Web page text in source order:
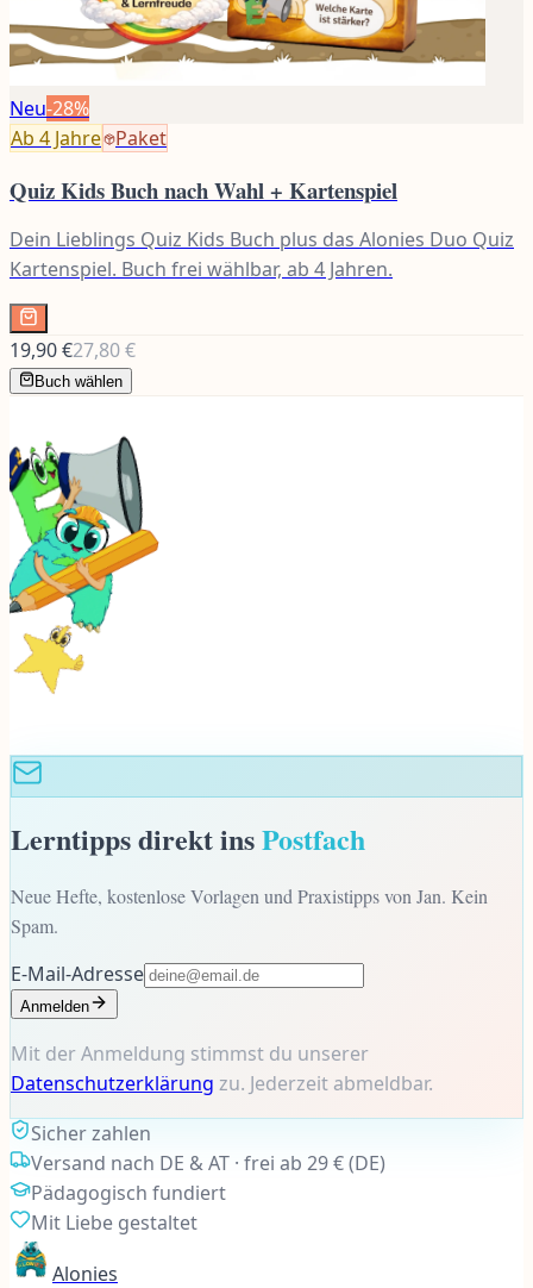
Neu-28%
Ab 4 Jahre Paket
Quiz Kids Buch nach Wahl + Kartenspiel
Dein Lieblings Quiz Kids Buch plus das Alonies Duo Quiz
Kartenspiel. Buch frei wählbar, ab 4 Jahren.
19,90 €27,80 €
Buch wählen
Lerntipps direkt insPostfach
Neue Hefte, kostenlose Vorlagen und Praxistipps von Jan. Kein
Spam.
E-Mail-Adresse
Anmelden
Mit der Anmeldung stimmst du unserer
Datenschutzerklärung zu. Jederzeit abmeldbar.
Sicher zahlen
Versand nach DE & AT · frei ab 29 € (DE)
Pädagogisch fundiert
Mit Liebe gestaltet
Alonies